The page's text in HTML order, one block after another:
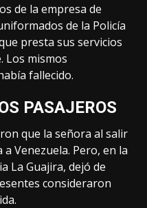
de la empresa de
de la Policía
presta sus servicios
Los mismos
fallecido.
PASAJEROS
que la señora al salir
Venezuela. Pero, en la
La Guajira, dejó de
consideraron